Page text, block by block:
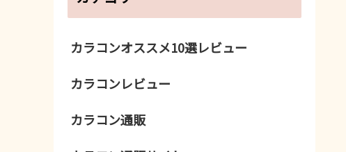
カラコンオススメ10選レビュー
カラコンレビュー
カラコン通販